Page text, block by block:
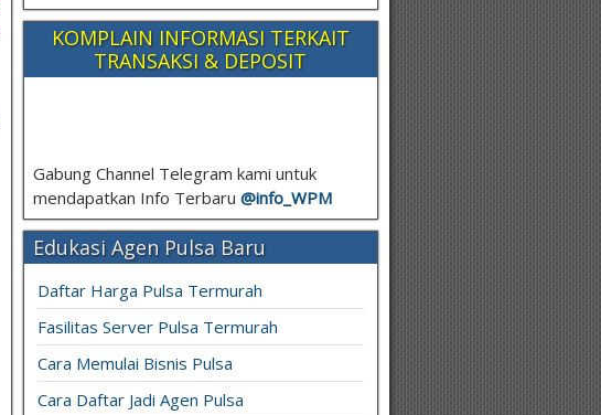
KOMPLAIN INFORMASI TERKAIT
TRANSAKSI & DEPOSIT
Gabung Channel Telegram kami untuk
mendapatkan Info Terbaru @info_ WPM
Edukasi Agen Pulsa Baru
Daftar Harga Pulsa Termurah
Fasilitas Server Pulsa Termurah
Cara Memulai Bisnis Pulsa
Cara Daftar Jadi Agen Pulsa